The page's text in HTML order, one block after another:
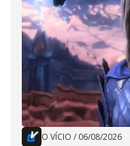
O VÍCIO / 06/08/2026